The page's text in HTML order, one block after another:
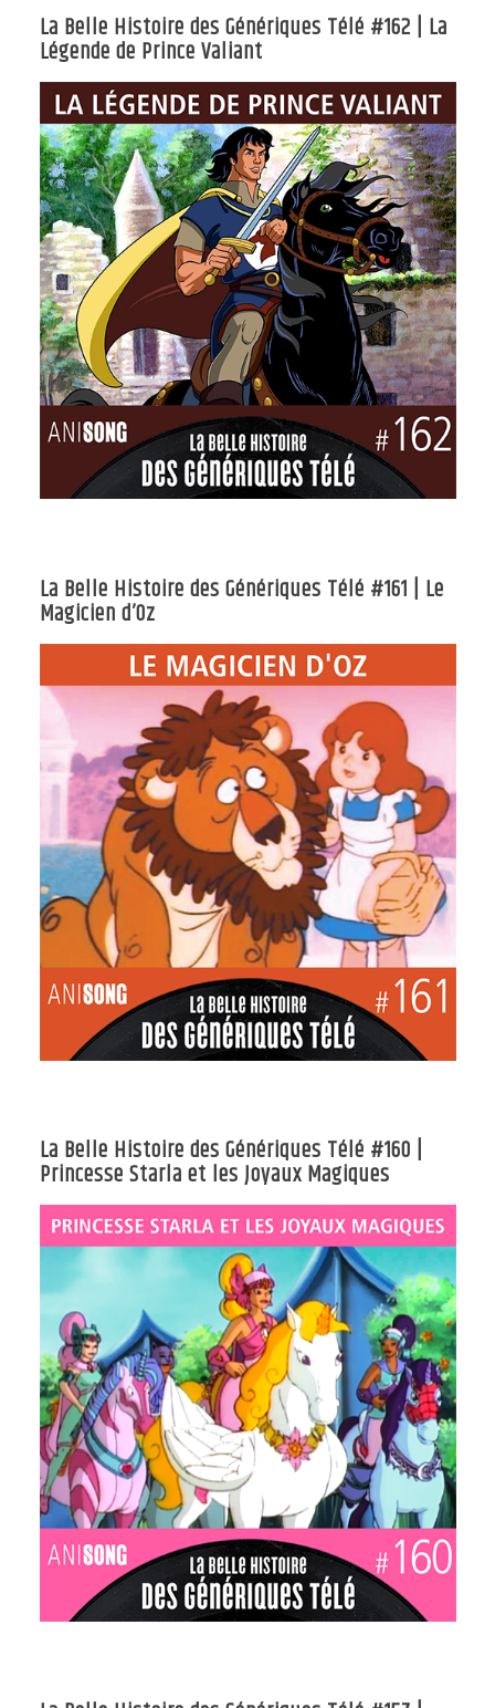
La Belle Histoire des Génériques Télé #162 | La
Légende de Prince Valiant
La Belle Histoire des Génériques Télé #161 | Le
Magicien d’Oz
La Belle Histoire des Génériques Télé #160 |
Princesse Starla et les Joyaux Magiques